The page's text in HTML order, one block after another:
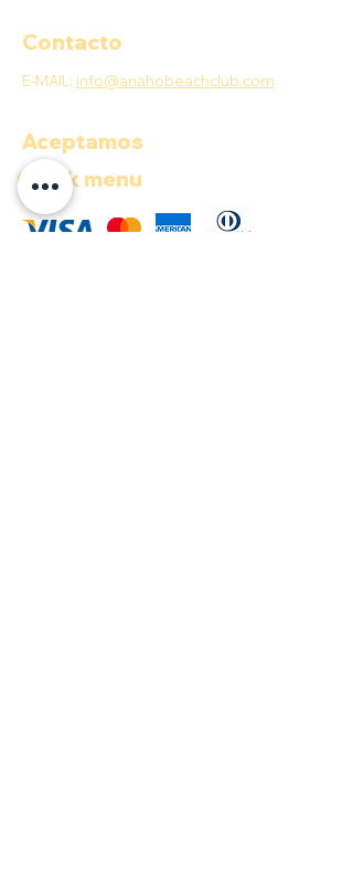
Contacto
E-MAIL: info@anahobeachclub.com
Aceptamos
Quick menu